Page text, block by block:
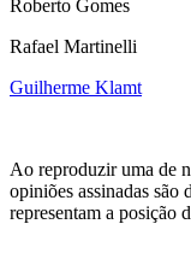
Roberto Gomes
Rafael Martinelli
Guilherme Klamt
Ao reproduzir uma de
opiniões assinadas são
representam a posição